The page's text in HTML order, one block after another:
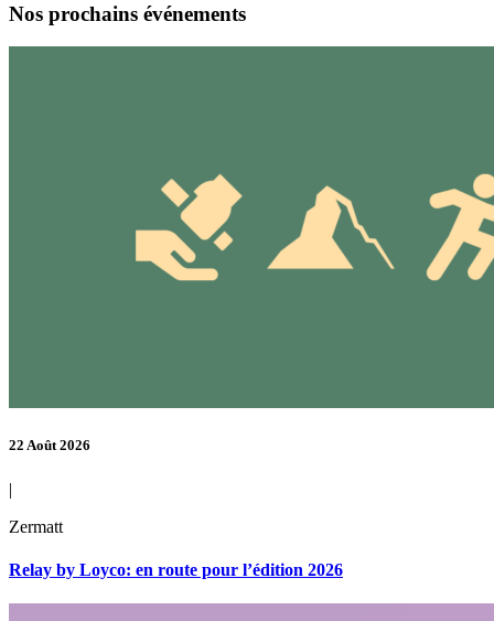
Nos prochains événements
22 Août 2026
|
Zermatt
Relay by Loyco: en route pour l’édition 2026